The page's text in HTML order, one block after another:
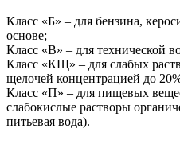
Класс «Б» – для бензина,
основе;
Класс «В» – для технической
Класс «КЩ» – для слабых
щелочей концентрацией до
Класс «П» – для пищевых
слабокислые растворы
питьевая вода).